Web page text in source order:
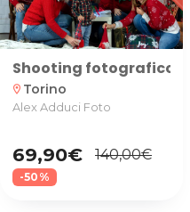
calpestabili con
Shooting fotografico
location_on Torino
Alex Adduci Foto
69,90€ 140,00€
-50%